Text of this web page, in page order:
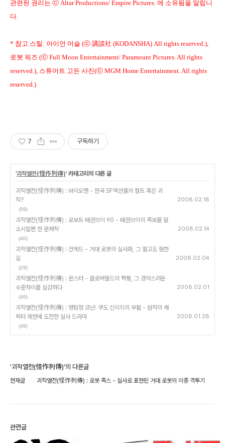
관련된 권리는 ⓒ Altar Productions/ Empire Pictures. 에 소유됨을 알립니
다.
* 참고 스틸: 아이언 머슬 (ⓒ 講談社 (KODANSHA) All rights reserved.),
로봇 워즈 (ⓒ Full Moon Entertainment/ Paramount Pictures. All rights
reserved.), 스튜어트 고든 사진(ⓒ MGM Home Entertainment. All rights
reserved.)
7 구독하기
'괴작열전(怪作列傳)' 카테고리의 다른 글
괴작열전(怪作列傳) : 바이오맨 - 한국 SF액션물의 컬트 혹은 괴
작?
(59)
2008.02.18
괴작열전(怪作列傳) : 로보트 태권브이 90 - 태권브이의 족보를 말
소시킬뻔 한 문제작
(40)
2008.02.14
괴작열전(怪作列傳) : 건헤드 - 거대 로봇의 실사화, 그 멀고도 험한
길
(29)
2008.02.04
괴작열전(怪作列傳) : 몬스터 - 클로버필드의 짝퉁, 그 경악스러운
수준차이를 실감하다
(46)
2008.02.01
괴작열전(怪作列傳) : 명탐정 코난: 쿠도 신이치의 부활 - 원작의 캐
릭터 재현에 도전한 실사 드라마
(49)
2008.01.28
'괴작열전(怪作列傳)'의 다른글
현재글 괴작열전(怪作列傳) : 로봇 족스 - 실사로 표현된 거대 로봇의 이종 격투기
관련글